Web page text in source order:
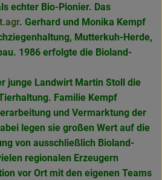
echter Bio-Pionier. Das
. Gerhard und Monika Kempf
Mutterkuh-Herde,
1986 erfolgte die Bioland-
junge Landwirt Martin Stoll die
Familie Kempf
und Vermarktung der
legen sie großen Wert auf die
von ausschließlich Bioland-
regionalen Erzeugern
vor Ort mit den eigenen Teams